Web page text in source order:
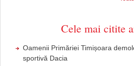
Cele mai citite
Oamenii Primăriei Timișoara
sportivă Dacia